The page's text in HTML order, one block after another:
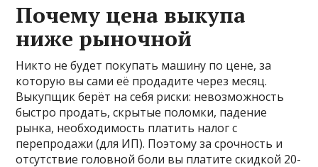
Почему цена выкупа
ниже рыночной
Никто не будет покупать машину по цене, за
которую вы сами её продадите через месяц.
Выкупщик берёт на себя риски: невозможность
быстро продать, скрытые поломки, падение
рынка, необходимость платить налог с
перепродажи (для ИП). Поэтому за срочность и
отсутствие головной боли вы платите скидкой 20-